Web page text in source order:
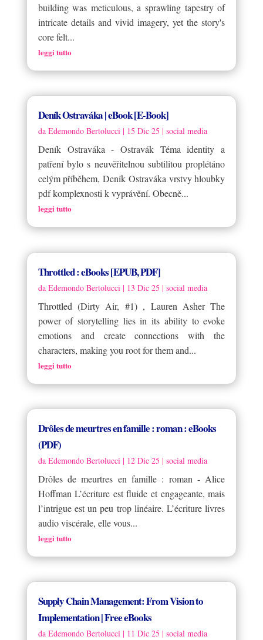
building was meticulous, a sprawling tapestry of
intricate details and vivid imagery, yet the story's
core felt...
leggi tutto
Deník Ostraváka | eBook [E-Book]
da Edemondo Bertolucci| 15 Dic 25 | social media
Deník Ostraváka - Ostravák Téma identity a
patření bylo s neuvěřitelnou subtilitou proplétáno
celým příběhem, Deník Ostraváka vrstvy hloubky
pdf komplexnosti k vyprávění. Obecně...
leggi tutto
Throttled : eBooks [EPUB, PDF]
da Edemondo Bertolucci | 13 Dic 25 | social media
Throttled (Dirty Air, #1) , Lauren Asher The
power of storytelling lies in its ability to evoke
emotions and create connections with the
characters, making you root for them and...
leggi tutto
Drôles de meurtres en famille : roman : eBooks
(PDF)
da Edemondo Bertolucci| 12 Dic 25 | social media
Drôles de meurtres en famille : roman - Alice
Hoffman L’écriture est fluide et engageante, mais
l’intrigue est un peu trop linéaire. L’écriture livres
audio viscérale, elle vous...
leggi tutto
Supply Chain Management: From Vision to
Implementation | Free eBooks
da Edemondo Bertolucci| 11 Dic 25 | social media